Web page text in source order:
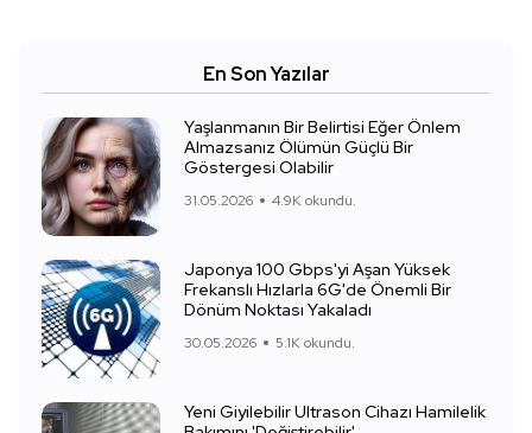
En Son Yazılar
Yaşlanmanın Bir Belirtisi Eğer Önlem
Almazsanız Ölümün Güçlü Bir
Göstergesi Olabilir
31.05.2026 4.9K okundu.
Japonya 100 Gbps'yi Aşan Yüksek
Frekanslı Hızlarla 6G'de Önemli Bir
Dönüm Noktası Yakaladı
30.05.2026 5.1K okundu.
Yeni Giyilebilir Ultrason Cihazı Hamilelik